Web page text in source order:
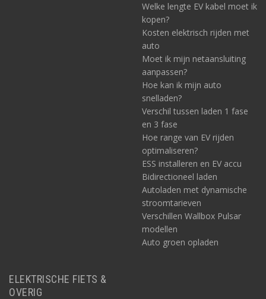
Welke lengte EV kabel moet ik
kopen?
Kosten elektrisch rijden met
auto
Moet ik mijn netaansluiting
aanpassen?
Hoe kan ik mijn auto
snelladen?
Verschil tussen laden 1 fase
en 3 fase
Hoe range van EV rijden
optimaliseren?
ESS installeren en EV accu
Bidirectioneel laden
Autoladen met dynamische
stroomtarieven
Verschillen Wallbox Pulsar
modellen
Auto groen opladen
ELEKTRISCHE FIETS &
OVERIG